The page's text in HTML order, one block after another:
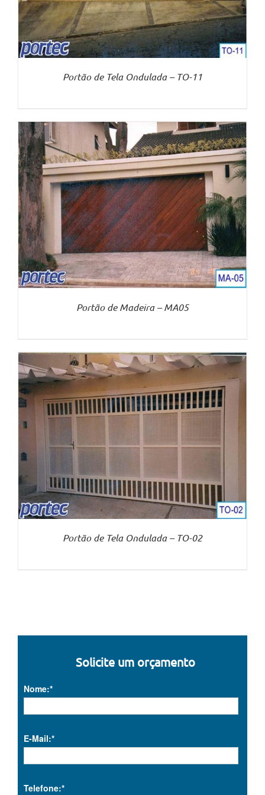
Portão de Tela Ondulada – TO-11
Portão de Madeira – MA05
Portão de Tela Ondulada – TO-02
Solicite um orçamento
Nome:*
E-Mail:*
Telefone:*